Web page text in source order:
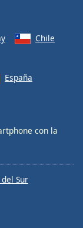
Chile
España
con la
Sur